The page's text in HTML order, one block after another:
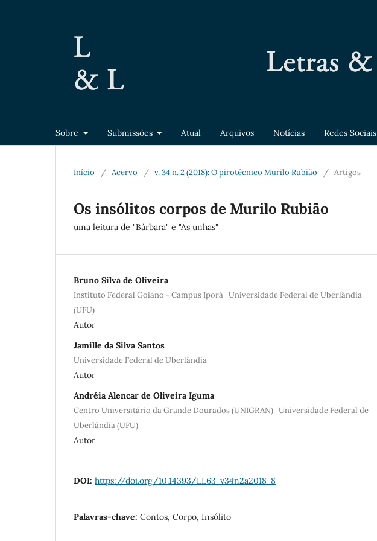
Sobre Submissões Atual Arquivos Notícias Redes Sociais
Início / Acervo / v. 34 n. 2 (2018): O pirotécnico Murilo Rubião / Artigos
Os insólitos corpos de Murilo Rubião
uma leitura de "Bárbara" e "As unhas"
Bruno Silva de Oliveira
Instituto Federal Goiano - Campus Iporá | Universidade Federal de Uberlândia
(UFU)
Autor
Jamille da Silva Santos
Universidade Federal de Uberlândia
Autor
Andréia Alencar de Oliveira Iguma
Centro Universitário da Grande Dourados (UNIGRAN) | Universidade Federal de
Uberlândia (UFU)
Autor
DOI: https://doi.org/10.14393/LL63-v34n2a2018-8
Palavras-chave: Contos, Corpo, Insólito